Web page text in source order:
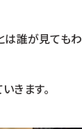
誰が見てもわ
きます。